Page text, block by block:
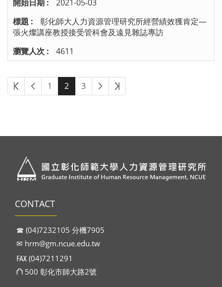
2021-05-03
彰化師大人力資源管理研究所經營績效獲肯定—
張火燦講座教授接受管科會及遠見雜誌專訪
4611
1 2 3
CONTACT
☎︎ (04)7232105 分機7905
✉︎ hrm@gm.ncue.edu.tw
℻ (04)7211291
⛫ 500 彰化市師大路2號